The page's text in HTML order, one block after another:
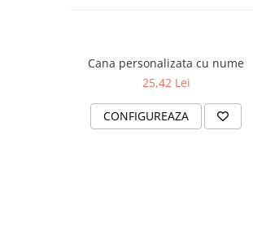
Cana personalizata cu nume
25,42 Lei
CONFIGUREAZA